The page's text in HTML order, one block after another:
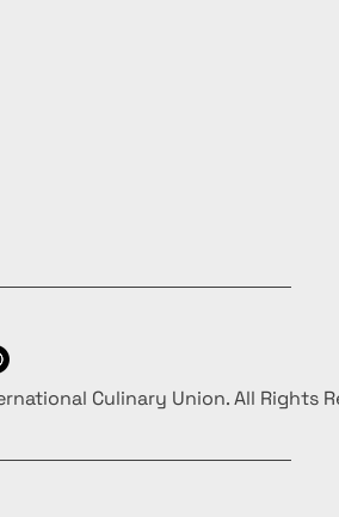
Culinary Union. All Rights